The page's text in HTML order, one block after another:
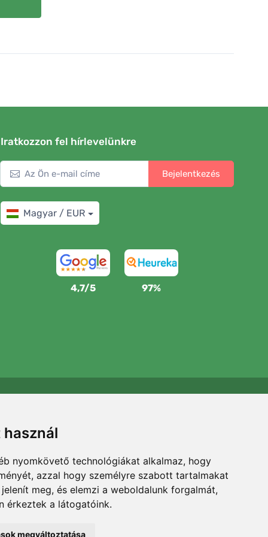
nyomkövető technológiákat alkalmaz, hogy
azzal hogy személyre szabott tartalmakat
meg, és elemzi a weboldalunk forgalmát,
érkeztek a látogatóink.
megváltoztatása
Iratkozzon fel hírlevelünkre
Bejelentkezés
Magyar / EUR
4,7/5 97%
Minden megrendelésért ültetünk egy fát! Bővebben
Rólunk.